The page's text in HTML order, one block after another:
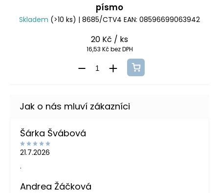
písmo
Skladem (>10 ks) | 8685/CTV4 EAN: 08596699063942
20 Kč / ks
16,53 Kč bez DPH
Šárka Švábová
21.7.2026
.
Andrea Žáčková